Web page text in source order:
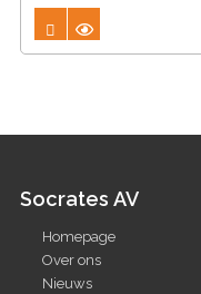
Socrates AV
Homepage
Over ons
Nieuws